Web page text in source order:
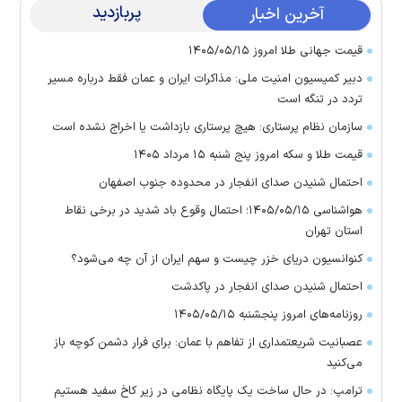
آخرین اخبار پربازدید
قیمت جهانی طلا امروز ۱۴۰۵/۰۵/۱۵
دبیر کمیسیون امنیت ملی: مذاکرات ایران و عمان فقط درباره مسیر
تردد در تنگه است
سازمان نظام پرستاری: هیچ پرستاری بازداشت یا اخراج نشده است
قیمت طلا و سکه امروز پنج شنبه ۱۵ مرداد ۱۴۰۵
احتمال شنیدن صدای انفجار در محدوده جنوب اصفهان
هواشناسی ۱۴۰۵/۰۵/۱۵؛ احتمال وقوع باد شدید در برخی نقاط
استان تهران
کنوانسیون دریای خزر چیست و سهم ایران از آن چه می‌شود؟
احتمال شنیدن صدای انفجار در پاکدشت
روزنامه‌های امروز پنجشنبه ۱۴۰۵/۰۵/۱۵
عصبانیت شریعتمداری از تفاهم با عمان: برای فرار دشمن کوچه باز
می‌کنید
ترامپ: در حال ساخت یک پایگاه نظامی در زیر کاخ سفید هستیم